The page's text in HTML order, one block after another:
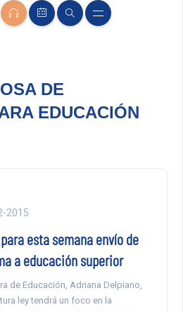
DE
EDUCACIÓN
2015
esta semana envío de
a educación superior
de Educación, Adriana Delpiano,
ley tendrá un foco en la